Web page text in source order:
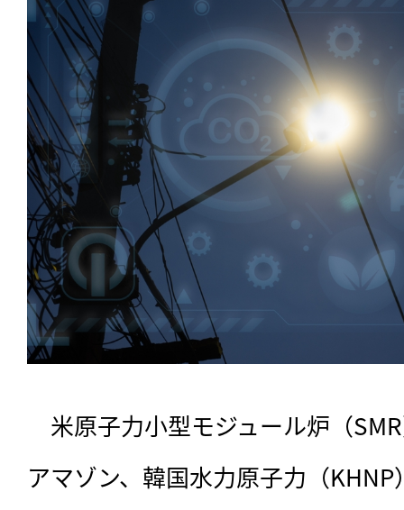
米原子力小型モジュール炉（
アマゾン、韓国水力原子力（